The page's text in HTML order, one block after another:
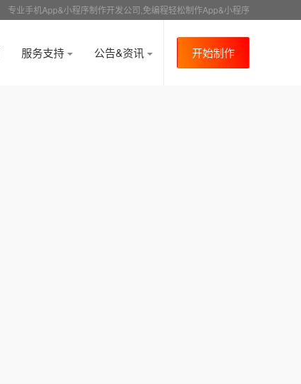
专业手机App&小程序制作开发公司,免编程轻松制作App&小程序
服务支持 公告&资讯 开始制作